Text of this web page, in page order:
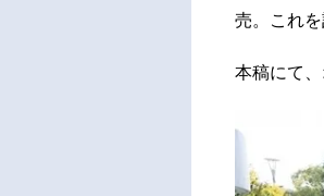
売。これ
本稿にて